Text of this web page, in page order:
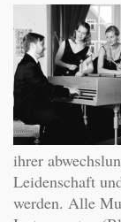
ihrer
Leidenschaft
werden. Alle